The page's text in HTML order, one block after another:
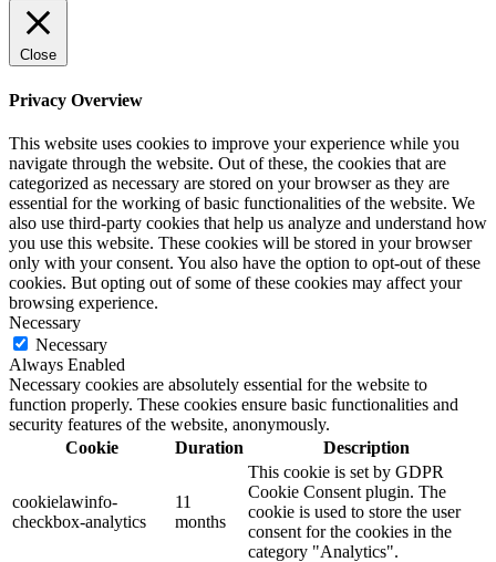
Close
Privacy Overview
This website uses cookies to improve your experience while you
navigate through the website. Out of these, the cookies that are
categorized as necessary are stored on your browser as they are
essential for the working of basic functionalities of the website. We
also use third-party cookies that help us analyze and understand how
you use this website. These cookies will be stored in your browser
only with your consent. You also have the option to opt-out of these
cookies. But opting out of some of these cookies may affect your
browsing experience.
Necessary
Necessary
Always Enabled
Necessary cookies are absolutely essential for the website to
function properly. These cookies ensure basic functionalities and
security features of the website, anonymously.
Cookie
Duration Description
cookielawinfo-
checkbox-analytics
11
months
This cookie is set by GDPR
Cookie Consent plugin. The
cookie is used to store the user
consent for the cookies in the
category "Analytics".